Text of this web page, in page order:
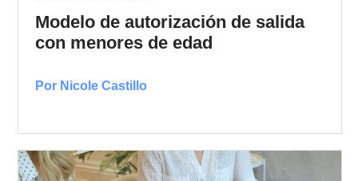
Modelo de autorización de salida
con menores de edad
Por Nicole Castillo